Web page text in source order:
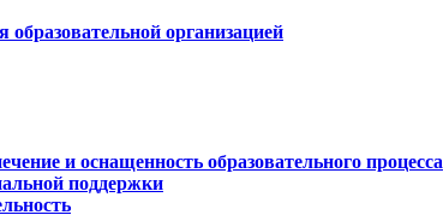
организацией
и оснащенность образовательного процесса
поддержки